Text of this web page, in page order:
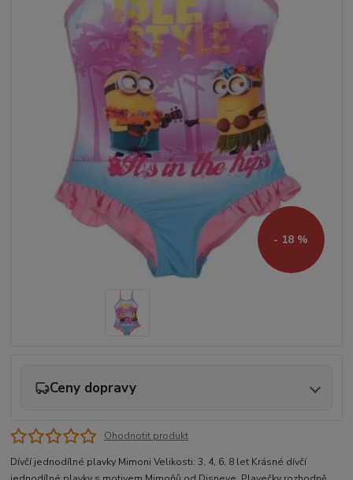
- 18 %
Ceny dopravy
Ohodnotit produkt
Dívčí jednodílné plavky Mimoni Velikosti: 3, 4, 6, 8 let Krásné dívčí